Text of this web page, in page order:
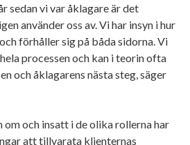
sedan vi var åklagare är det
använder oss av. Vi har insyn i hur
förhåller sig på båda sidorna. Vi
processen och kan i teorin ofta
och åklagarens nästa steg, säger
om och insatt i de olika rollerna har
att tillvarata klienternas